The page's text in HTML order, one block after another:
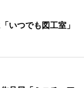
いつでも図工室」